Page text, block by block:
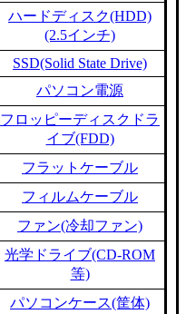
ハードディスク(HDD)
(2.5インチ)
SSD(Solid State Drive)
パソコン電源
フロッピーディスクドラ
イブ(FDD)
フラットケーブル
フィルムケーブル
ファン(冷却ファン)
光学ドライブ(CD-ROM
等)
パソコンケース(筐体)